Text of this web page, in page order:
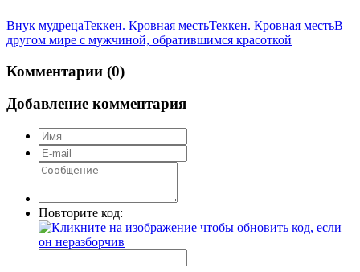
Внук мудрецаТеккен. Кровная местьТеккен. Кровная местьВ
другом мире с мужчиной, обратившимся красоткой
Комментарии (0)
Добавление комментария
Повторите код: